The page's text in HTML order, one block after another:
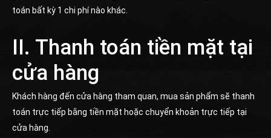
toán bất kỳ 1 chi phí nào khác.
II. Thanh toán tiền mặt tại
cửa hàng
Khách hàng đến cửa hàng tham quan, mua sản phẩm sẽ thanh
toán trực tiếp bằng tiền mặt hoặc chuyển khoản trực tiếp tại
cửa hàng.